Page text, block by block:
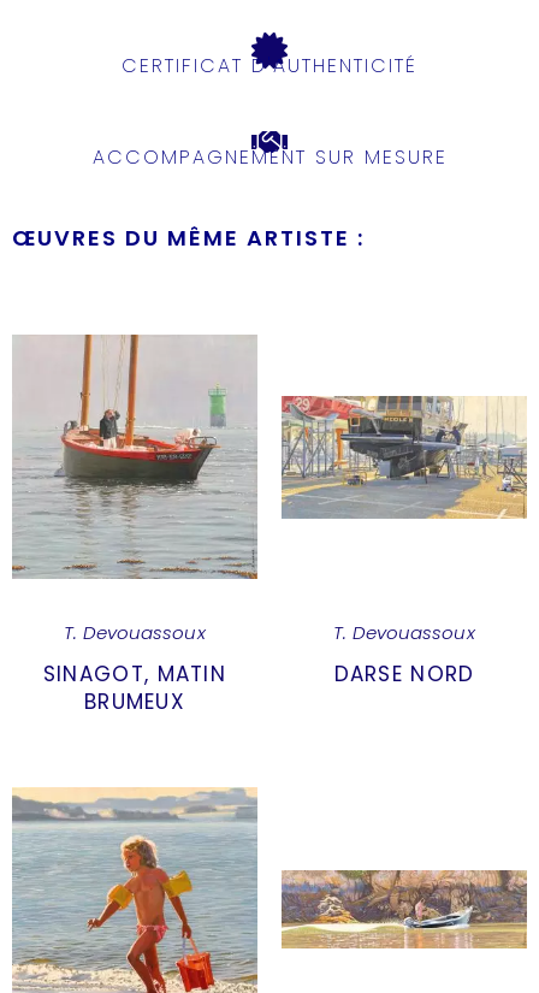
CERTIFICAT D'AUTHENTICITÉ
ACCOMPAGNEMENT SUR MESURE
ŒUVRES DU MÊME ARTISTE :
T. Devouassoux
SINAGOT, MATIN
BRUMEUX
T. Devouassoux
DARSE NORD